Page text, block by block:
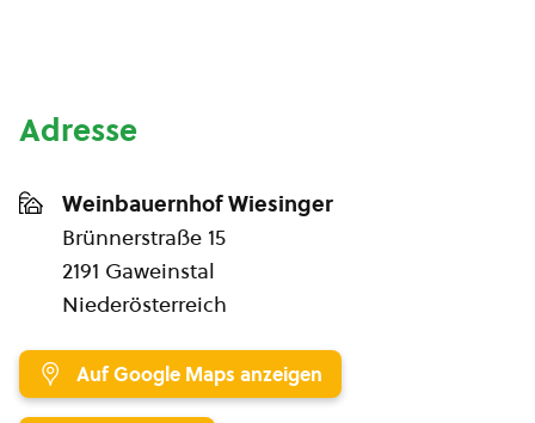
Adresse
Weinbauernhof Wiesinger
Brünnerstraße 15
2191 Gaweinstal
Niederösterreich
Auf Google Maps anzeigen